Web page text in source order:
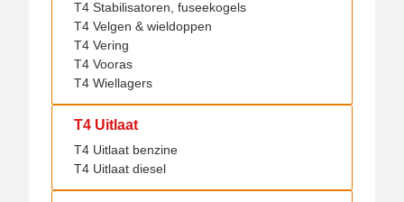
T4 Stabilisatoren, fuseekogels
T4 Velgen & wieldoppen
T4 Vering
T4 Vooras
T4 Wiellagers
T4 Uitlaat
T4 Uitlaat benzine
T4 Uitlaat diesel